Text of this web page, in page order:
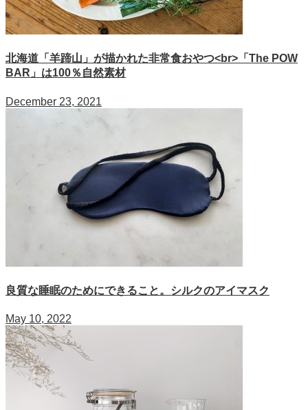
北海道「羊蹄山」が描かれた非常食おやつ<br>「The POW
BAR」は100％自然素材
December 23, 2021
良質な睡眠のためにできること。シルクのアイマスク
May 10, 2022